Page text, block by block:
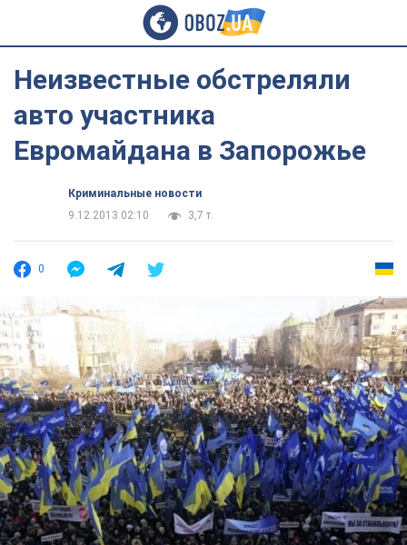
Неизвестные обстреляли
авто участника
Евромайдана в Запорожье
Криминальные новости
9.12.2013 02:10
3,7 т.
0